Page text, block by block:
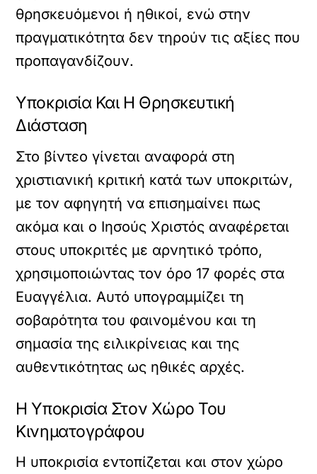
θρησκευόμενοι ή ηθικοί, ενώ στην
πραγματικότητα δεν τηρούν τις αξίες που
προπαγανδίζουν.
Υποκρισία Και Η Θρησκευτική
Διάσταση
Στο βίντεο γίνεται αναφορά στη
χριστιανική κριτική κατά των υποκριτών,
με τον αφηγητή να επισημαίνει πως
ακόμα και ο Ιησούς Χριστός αναφέρεται
στους υποκριτές με αρνητικό τρόπο,
χρησιμοποιώντας τον όρο 17 φορές στα
Ευαγγέλια. Αυτό υπογραμμίζει τη
σοβαρότητα του φαινομένου και τη
σημασία της ειλικρίνειας και της
αυθεντικότητας ως ηθικές αρχές.
Η Υποκρισία Στον Χώρο Του
Κινηματογράφου
Η υποκρισία εντοπίζεται και στον χώρο